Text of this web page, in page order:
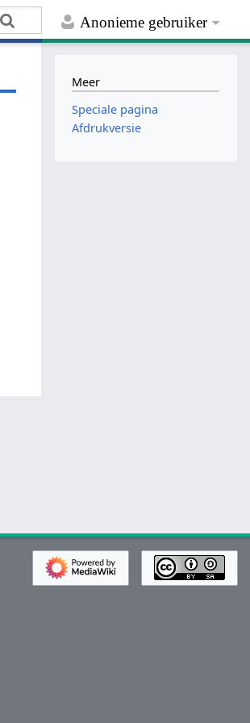
Anonieme gebruiker
Meer
Speciale pagina
Afdrukversie